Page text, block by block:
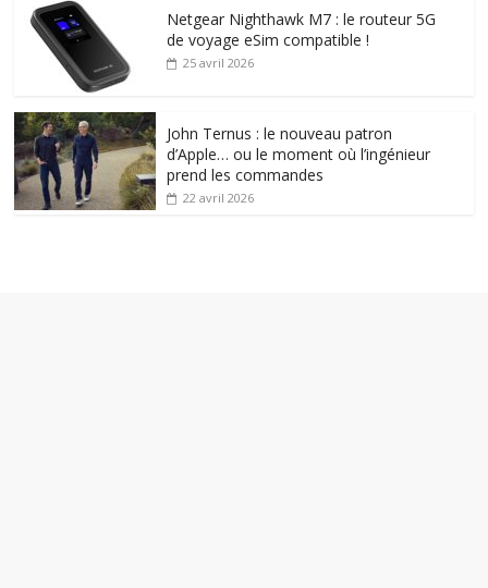
Netgear Nighthawk M7 : le routeur 5G
de voyage eSim compatible !
25 avril 2026
John Ternus : le nouveau patron
d’Apple… ou le moment où l’ingénieur
prend les commandes
22 avril 2026